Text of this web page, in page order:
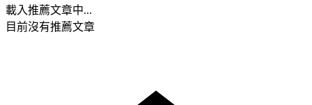
載入推薦文章中...
目前沒有推薦文章